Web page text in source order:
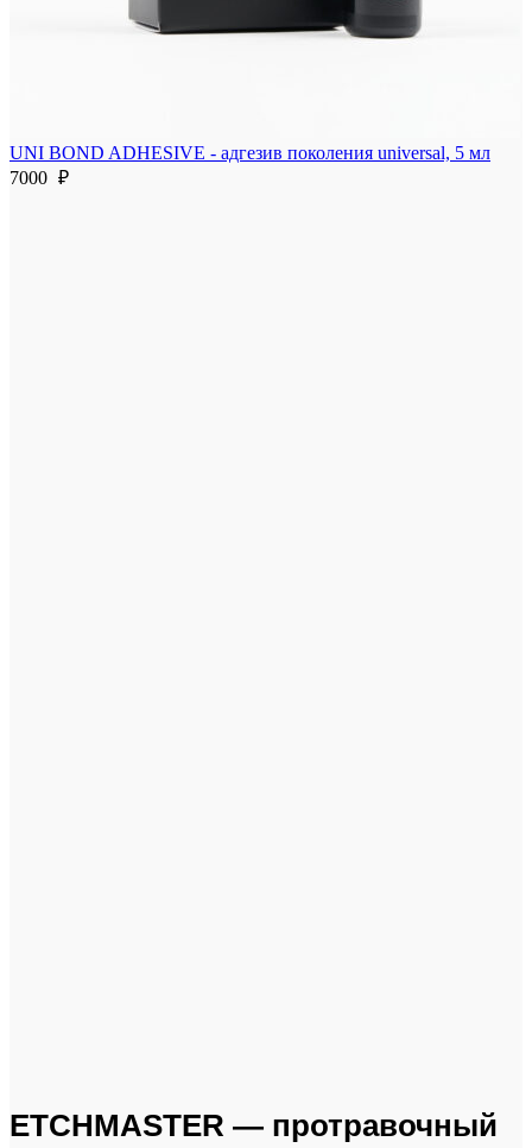
UNI BOND ADHESIVE - адгезив поколения universal, 5 мл
7000 ₽
ETCHMASTER — протравочный